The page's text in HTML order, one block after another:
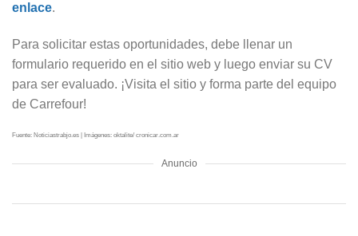
enlace.
Para solicitar estas oportunidades, debe llenar un
formulario requerido en el sitio web y luego enviar su CV
para ser evaluado. ¡Visita el sitio y forma parte del equipo
de Carrefour!
Fuente: Noticiastrabjo.es | Imágenes: oktalite/ cronicar.com.ar
Anuncio